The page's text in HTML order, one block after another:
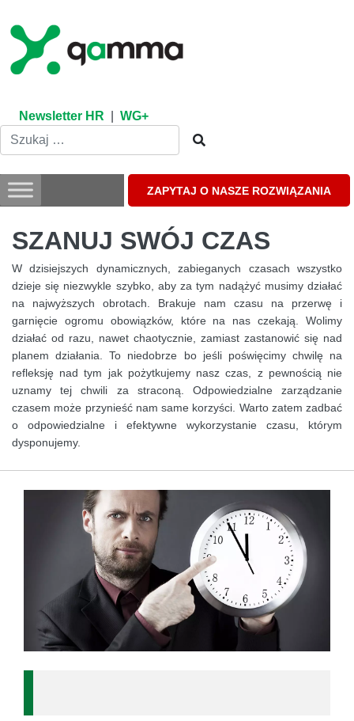
content
Newsletter HR WG+
ZAPYTAJ O NASZE ROZWIĄZANIA
SZANUJ SWÓJ CZAS
W dzisiejszych dynamicznych, zabieganych czasach wszystko
dzieje się niezwykle szybko, aby za tym nadążyć musimy działać
na najwyższych obrotach. Brakuje nam czasu na przerwę i
garnięcie ogromu obowiązków, które na nas czekają. Wolimy
działać od razu, nawet chaotycznie, zamiast zastanowić się nad
planem działania. To niedobrze bo jeśli poświęcimy chwilę na
refleksję nad tym jak pożytkujemy nasz czas, z pewnością nie
uznamy tej chwili za straconą. Odpowiedzialne zarządzanie
czasem może przynieść nam same korzyści. Warto zatem zadbać
o odpowiedzialne i efektywne wykorzystanie czasu, którym
dysponujemy.